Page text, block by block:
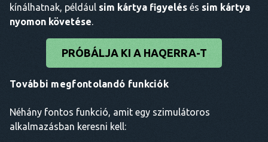
kínálhatnak, például sim kártya figyelés és sim kártya
nyomon követése.
PRÓBÁLJA KI A HAQERRA-T
További megfontolandó funkciók
Néhány fontos funkció, amit egy szimulátoros
alkalmazásban keresni kell: